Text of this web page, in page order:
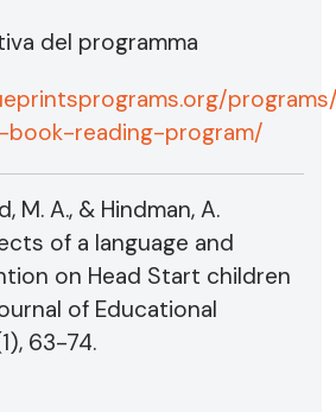
del programma
reading-program/
M. A., & Hindman, A.
of a language and
on Head Start children
of Educational
63-74.